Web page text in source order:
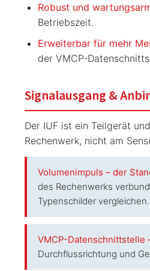
Robust und
Betriebszeit.
Erweiterbar für mehr
der VMCP-
Signalausgang &
Der IUF ist ein Teilgerät
Rechenwerk, nicht am
Volumenimpuls – der
des Rechenwerks
Typenschilder vergleichen.
VMCP-Datenschnittstelle
Durchflussrichtung und